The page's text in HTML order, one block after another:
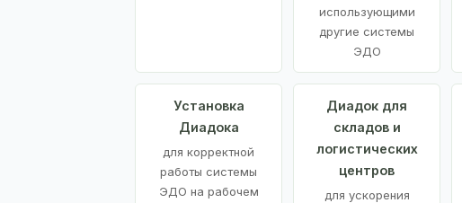
использующими
другие системы
ЭДО
Установка
Диадока
для корректной
работы системы
ЭДО на рабочем
Диадок для
складов и
логистических
центров
для ускорения